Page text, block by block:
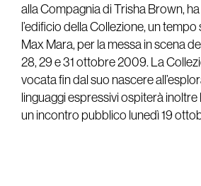
alla Compagnia di Trisha Brown,
l’edificio della Collezione, un tempo
Max Mara, per la messa in scena
28, 29 e 31 ottobre 2009. La
vocata fin dal suo nascere
linguaggi espressivi ospiterà
un incontro pubblico lunedì 19